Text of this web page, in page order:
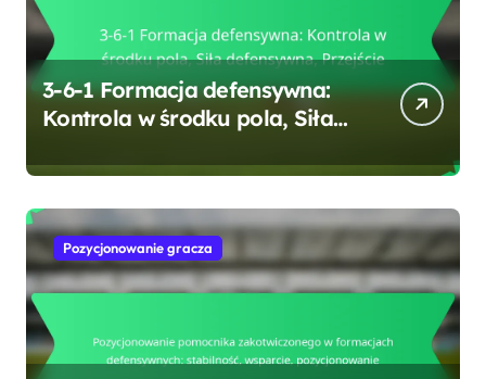
3-6-1 Formacja defensywna:
Kontrola w środku pola, Siła
Pozycjonowanie gracza